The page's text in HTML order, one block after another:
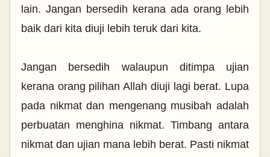
lain. Jangan bersedih kerana ada orang lebih
baik dari kita diuji lebih teruk dari kita.
Jangan bersedih walaupun ditimpa ujian
kerana orang pilihan Allah diuji lagi berat. Lupa
pada nikmat dan mengenang musibah adalah
perbuatan menghina nikmat. Timbang antara
nikmat dan ujian mana lebih berat. Pasti nikmat